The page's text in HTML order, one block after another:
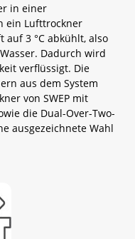
in einer
ein Lufttrockner
3 °C abkühlt, also
Dadurch wird
verflüssigt. Die
aus dem System
von SWEP mit
die Dual-Over-Two-
ausgezeichnete Wahl